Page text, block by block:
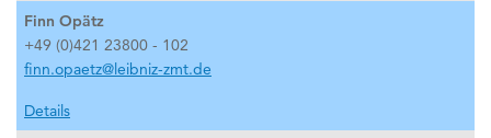
Finn Opätz
+49 (0)421 23800 - 102
finn.opaetz@leibniz-zmt.de
Details